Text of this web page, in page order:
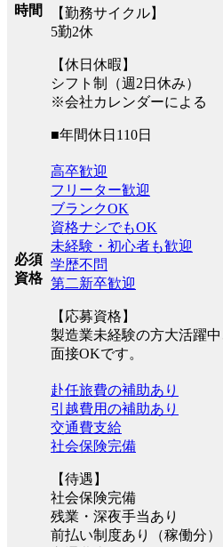
時間
【勤務サイクル】
5勤2休
【休日休暇】
シフト制（週2日休み）
※会社カレンダーによる
■年間休日110日
必須
資格
高卒歓迎
フリーター歓迎
ブランクOK
資格ナシでもOK
未経験・初心者も歓迎
学歴不問
第二新卒歓迎
【応募資格】
製造業未経験の方大活躍
面接OKです。
赴任旅費の補助あり
引越費用の補助あり
交通費支給
社会保険完備
【待遇】
社会保険完備
残業・深夜手当あり
前払い制度あり（稼働分）